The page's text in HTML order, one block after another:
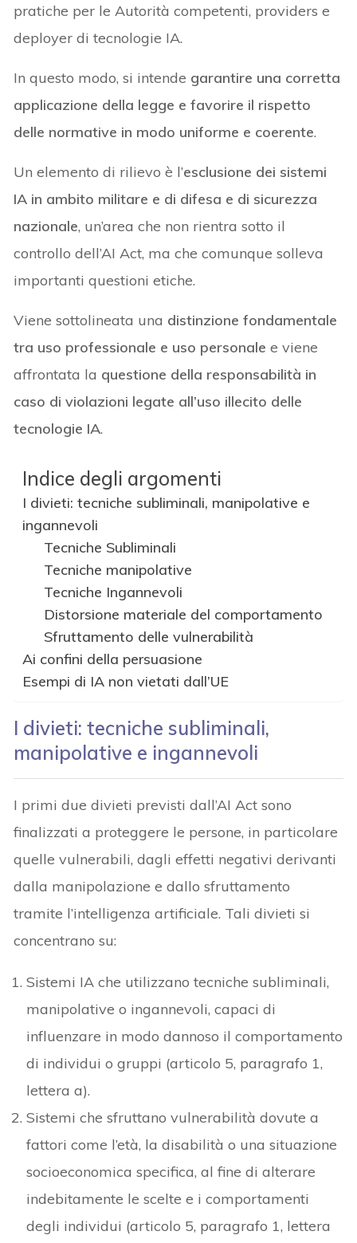
pratiche per le Autorità competenti, providers e
deployer di tecnologie IA.
In questo modo, si intende garantire una corretta
applicazione della legge e favorire il rispetto
delle normative in modo uniforme e coerente.
Un elemento di rilievo è l’esclusione dei sistemi
IA in ambito militare e di difesa e di sicurezza
nazionale, un’area che non rientra sotto il
controllo dell’AI Act, ma che comunque solleva
importanti questioni etiche.
Viene sottolineata una distinzione fondamentale
tra uso professionale e uso personale e viene
affrontata la questione della responsabilità in
caso di violazioni legate all’uso illecito delle
tecnologie IA.
Indice degli argomenti
I divieti: tecniche subliminali, manipolative e
ingannevoli
Tecniche Subliminali
Tecniche manipolative
Tecniche Ingannevoli
Distorsione materiale del comportamento
Sfruttamento delle vulnerabilità
Ai confini della persuasione
Esempi di IA non vietati dall’UE
I divieti: tecniche subliminali,
manipolative e ingannevoli
I primi due divieti previsti dall’AI Act sono
finalizzati a proteggere le persone, in particolare
quelle vulnerabili, dagli effetti negativi derivanti
dalla manipolazione e dallo sfruttamento
tramite l’intelligenza artificiale. Tali divieti si
concentrano su:
Sistemi IA che utilizzano tecniche subliminali,
manipolative o ingannevoli, capaci di
influenzare in modo dannoso il comportamento
di individui o gruppi (articolo 5, paragrafo 1,
lettera a).
Sistemi che sfruttano vulnerabilità dovute a
fattori come l’età, la disabilità o una situazione
socioeconomica specifica, al fine di alterare
indebitamente le scelte e i comportamenti
degli individui (articolo 5, paragrafo 1, lettera